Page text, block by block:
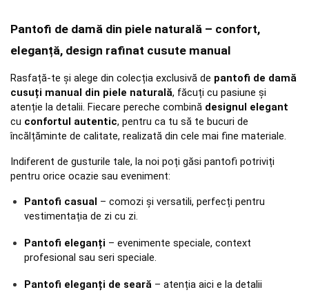
Pantofi de damă din piele naturală – confort,
eleganță, design rafinat cusute manual
Rasfață-te și alege din colecția exclusivă de pantofi de damă
cusuți manual din piele naturală, făcuți cu pasiune și
atenție la detalii. Fiecare pereche combină designul elegant
cu confortul autentic, pentru ca tu să te bucuri de
încălțăminte de calitate, realizată din cele mai fine materiale.
Indiferent de gusturile tale, la noi poți găsi pantofi potriviți
pentru orice ocazie sau eveniment:
Pantofi casual – comozi și versatili, perfecți pentru
vestimentația de zi cu zi.
Pantofi eleganți – evenimente speciale, context
profesional sau seri speciale.
Pantofi eleganți de seară – atenția aici e la detalii